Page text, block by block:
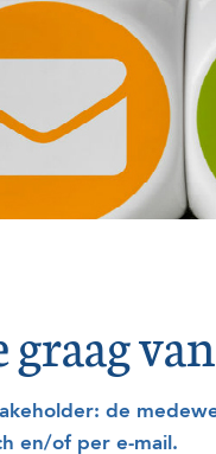
de
en/of per e-mail.